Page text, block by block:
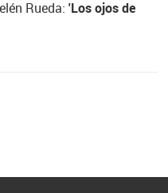
Rueda: 'Los ojos de